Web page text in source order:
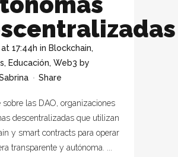
17:44h in Blockchain,
, Educación, Web3 by
Share
sobre las DAO, organizaciones
descentralizadas que utilizan
y smart contracts para operar
transparente y autónoma. ...